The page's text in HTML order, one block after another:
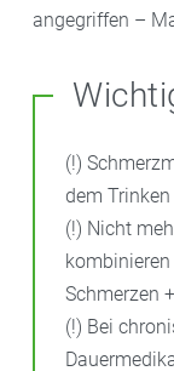
angegriffen –
(!)
dem
(!) Nicht
Schmerzen
(!) Bei